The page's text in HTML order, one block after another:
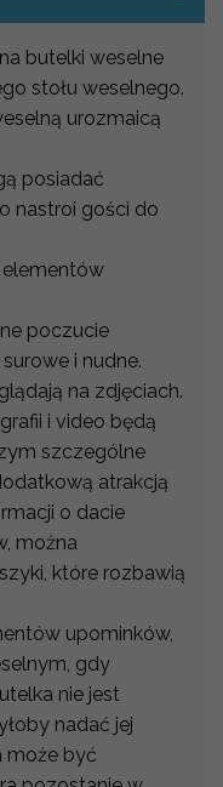
butelki weselne
stołu weselnego.
urozmaicą
posiadać
nastroi gości do
elementów
poczucie
i nudne.
na zdjęciach.
i video będą
szczególne
atrakcją
o dacie
można
które rozbawią
upominków,
gdy
nie jest
nadać jej
może być